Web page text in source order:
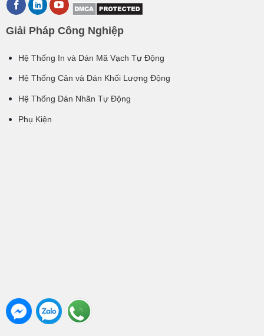
Giải Pháp Công Nghiệp
Hệ Thống In và Dán Mã Vạch Tự Động
Hệ Thống Cân và Dán Khối Lượng Động
Hệ Thống Dán Nhãn Tự Động
Phụ Kiện